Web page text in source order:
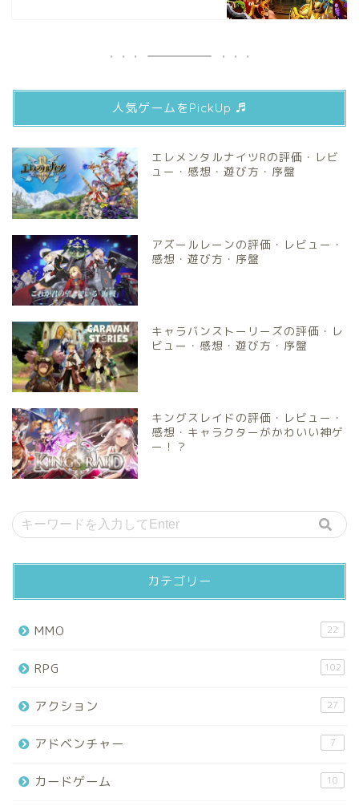
人気ゲームをPickUp ♬
エレメンタルナイツRの評価・レビ
ュー・感想・遊び方・序盤
アズールレーンの評価・レビュー・
感想・遊び方・序盤
キャラバンストーリーズの評価・レ
ビュー・感想・遊び方・序盤
キングスレイドの評価・レビュー・
感想・キャラクターがかわいい神ゲ
ー！？
カテゴリー
MMO 22
RPG 102
アクション 27
アドベンチャー 7
カードゲーム 10